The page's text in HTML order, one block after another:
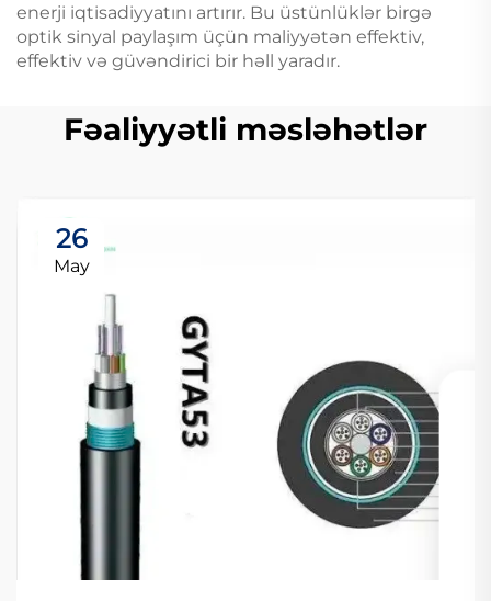
enerji iqtisadiyyatını artırır. Bu üstünlüklər birgə
optik sinyal paylaşım üçün maliyyətən effektiv,
effektiv və güvəndirici bir həll yaradır.
Fəaliyyətli məsləhətlər
26
May